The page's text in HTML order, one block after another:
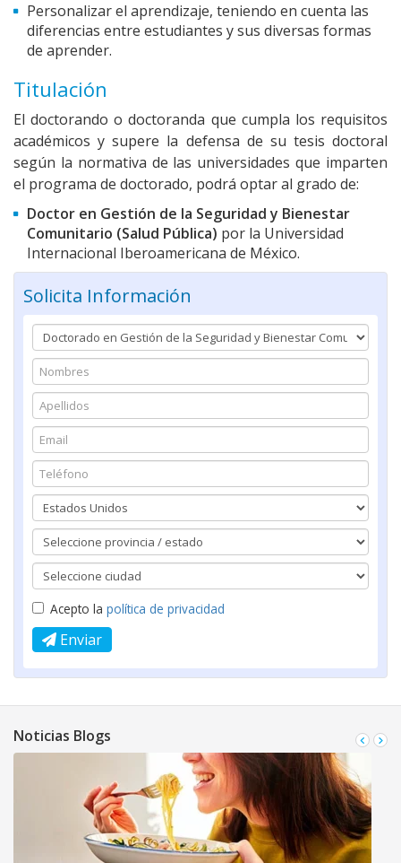
Personalizar el aprendizaje, teniendo en cuenta las
diferencias entre estudiantes y sus diversas formas
de aprender.
Titulación
El doctorando o doctoranda que cumpla los requisitos
académicos y supere la defensa de su tesis doctoral
según la normativa de las universidades que imparten
el programa de doctorado, podrá optar al grado de:
Doctor en Gestión de la Seguridad y Bienestar
Comunitario (Salud Pública) por la Universidad
Internacional Iberoamericana de México.
Solicita Información
Acepto la política de privacidad
Enviar
Noticias Blogs